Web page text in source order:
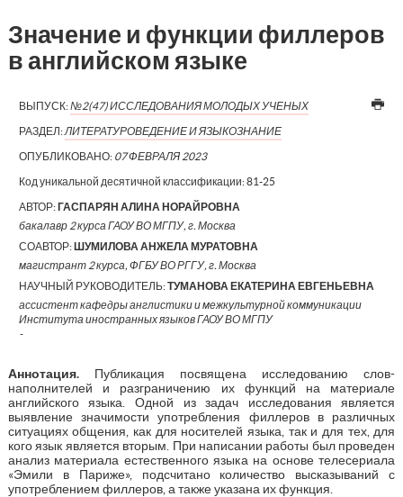
Значение и функции филлеров
в английском языке
ВЫПУСК:№2(47) ИССЛЕДОВАНИЯ МОЛОДЫХ УЧЕНЫХ
РАЗДЕЛ:ЛИТЕРАТУРОВЕДЕНИЕ И ЯЗЫКОЗНАНИЕ
ОПУБЛИКОВАНО: 07 ФЕВРАЛЯ 2023
Код уникальной десятичной классификации:81-25
АВТОР:ГАСПАРЯН АЛИНА НОРАЙРОВНА
бакалавр 2 курса ГАОУ ВО МГПУ, г. Москва
СОАВТОР:ШУМИЛОВА АНЖЕЛА МУРАТОВНА
магистрант 2 курса, ФГБУ ВО РГГУ, г. Москва
НАУЧНЫЙ РУКОВОДИТЕЛЬ:ТУМАНОВА ЕКАТЕРИНА ЕВГЕНЬЕВНА
ассистент кафедры англистики и межкультурной коммуникации
Института иностранных языков ГАОУ ВО МГПУ
-
Аннотация. Публикация посвящена исследованию слов-
наполнителей и разграничению их функций на материале
английского языка. Одной из задач исследования является
выявление значимости употребления филлеров в различных
ситуациях общения, как для носителей языка, так и для тех, для
кого язык является вторым. При написании работы был проведен
анализ материала естественного языка на основе телесериала
«Эмили в Париже», подсчитано количество высказываний с
употреблением филлеров, а также указана их функция.